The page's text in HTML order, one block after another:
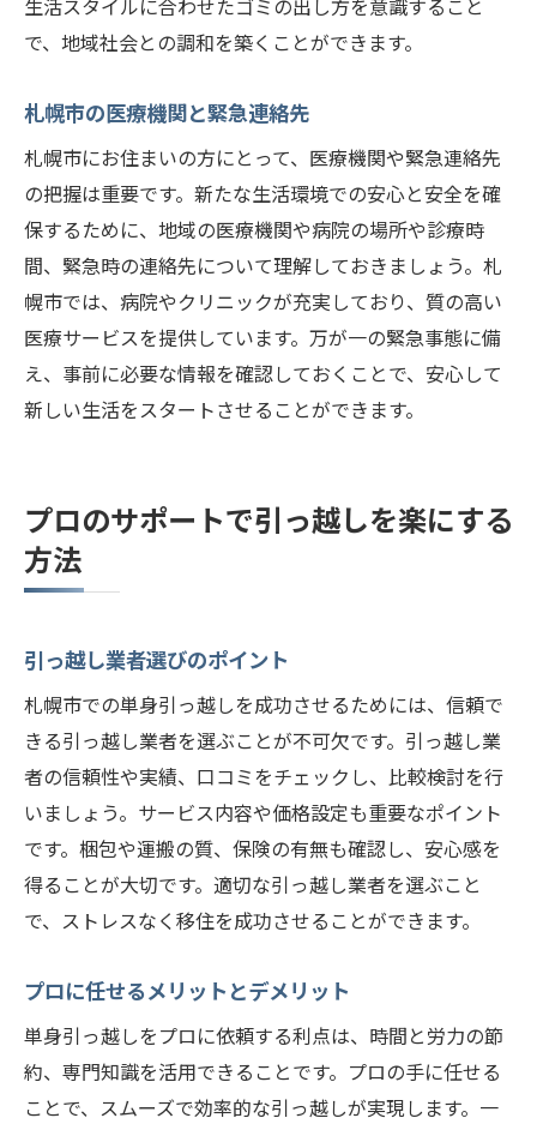
生活スタイルに合わせたゴミの出し方を意識すること
で、地域社会との調和を築くことができます。
札幌市の医療機関と緊急連絡先
札幌市にお住まいの方にとって、医療機関や緊急連絡先
の把握は重要です。新たな生活環境での安心と安全を確
保するために、地域の医療機関や病院の場所や診療時
間、緊急時の連絡先について理解しておきましょう。札
幌市では、病院やクリニックが充実しており、質の高い
医療サービスを提供しています。万が一の緊急事態に備
え、事前に必要な情報を確認しておくことで、安心して
新しい生活をスタートさせることができます。
プロのサポートで引っ越しを楽にする
方法
引っ越し業者選びのポイント
札幌市での単身引っ越しを成功させるためには、信頼で
きる引っ越し業者を選ぶことが不可欠です。引っ越し業
者の信頼性や実績、口コミをチェックし、比較検討を行
いましょう。サービス内容や価格設定も重要なポイント
です。梱包や運搬の質、保険の有無も確認し、安心感を
得ることが大切です。適切な引っ越し業者を選ぶこと
で、ストレスなく移住を成功させることができます。
プロに任せるメリットとデメリット
単身引っ越しをプロに依頼する利点は、時間と労力の節
約、専門知識を活用できることです。プロの手に任せる
ことで、スムーズで効率的な引っ越しが実現します。一